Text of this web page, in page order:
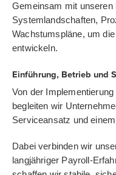
Gemeinsam mit unseren
Systemlandschaften,
Wachstumspläne, um
entwickeln.
Einführung, Betrieb und
Von der
begleiten wir
Serviceansatz und
Dabei verbinden wir
langjähriger Payroll-